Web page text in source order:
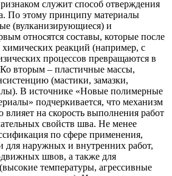
служит способ отверждения
По этому принципу материалы
(вулканизирующиеся) и
относятся составы, которые после
химических реакций (например, с
процессов превращаются в
вторым – пластичные массы,
(мастики, замазки,
В источнике «Новые полимерные
подчеркивается, что механизм
на скорость выполнения работ
свойств шва. Не менее
по сфере применения,
для наружных и внутренних работ,
швов, а также для
температуры, агрессивные